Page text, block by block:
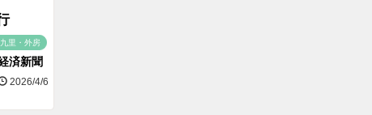
里・外房
済新聞
2026/4/6